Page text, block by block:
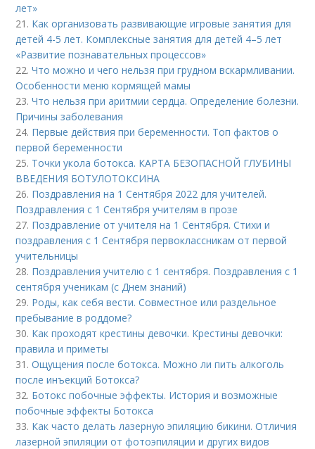
лет»
21. Как организовать развивающие игровые занятия для
детей 4-5 лет. Комплексные занятия для детей 4–5 лет
«Развитие познавательных процессов»
22.Что можно и чего нельзя при грудном вскармливании.
Особенности меню кормящей мамы
23.Что нельзя при аритмии сердца. Определение болезни.
Причины заболевания
24. Первые действия при беременности. Топ фактов о
первой беременности
25. Точки укола ботокса. КАРТА БЕЗОПАСНОЙ ГЛУБИНЫ
ВВЕДЕНИЯ БОТУЛОТОКСИНА
26. Поздравления на 1 Сентября 2022 для учителей.
Поздравления с 1 Сентября учителям в прозе
27. Поздравление от учителя на 1 Сентября. Стихи и
поздравления с 1 Сентября первоклассникам от первой
учительницы
28. Поздравления учителю с 1 сентября. Поздравления с 1
сентября ученикам (с Днем знаний)
29. Роды, как себя вести. Совместное или раздельное
пребывание в роддоме?
30. Как проходят крестины девочки. Крестины девочки:
правила и приметы
31.Ощущения после ботокса. Можно ли пить алкоголь
после инъекций Ботокса?
32. Ботокс побочные эффекты. История и возможные
побочные эффекты Ботокса
33. Как часто делать лазерную эпиляцию бикини. Отличия
лазерной эпиляции от фотоэпиляции и других видов